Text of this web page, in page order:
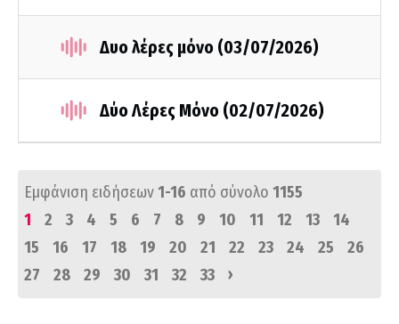
Δυο λέρες μόνο (03/07/2026)
Δύο Λέρες Μόνο (02/07/2026)
Εμφάνιση ειδήσεων1-16 από σύνολο 1155
1
2 3 4 5 6 7 8 9 10 11 12 13
14
15
16 17 18 19 20 21 22 23 24 25
26
27
28 29 30 31 32 33 ›